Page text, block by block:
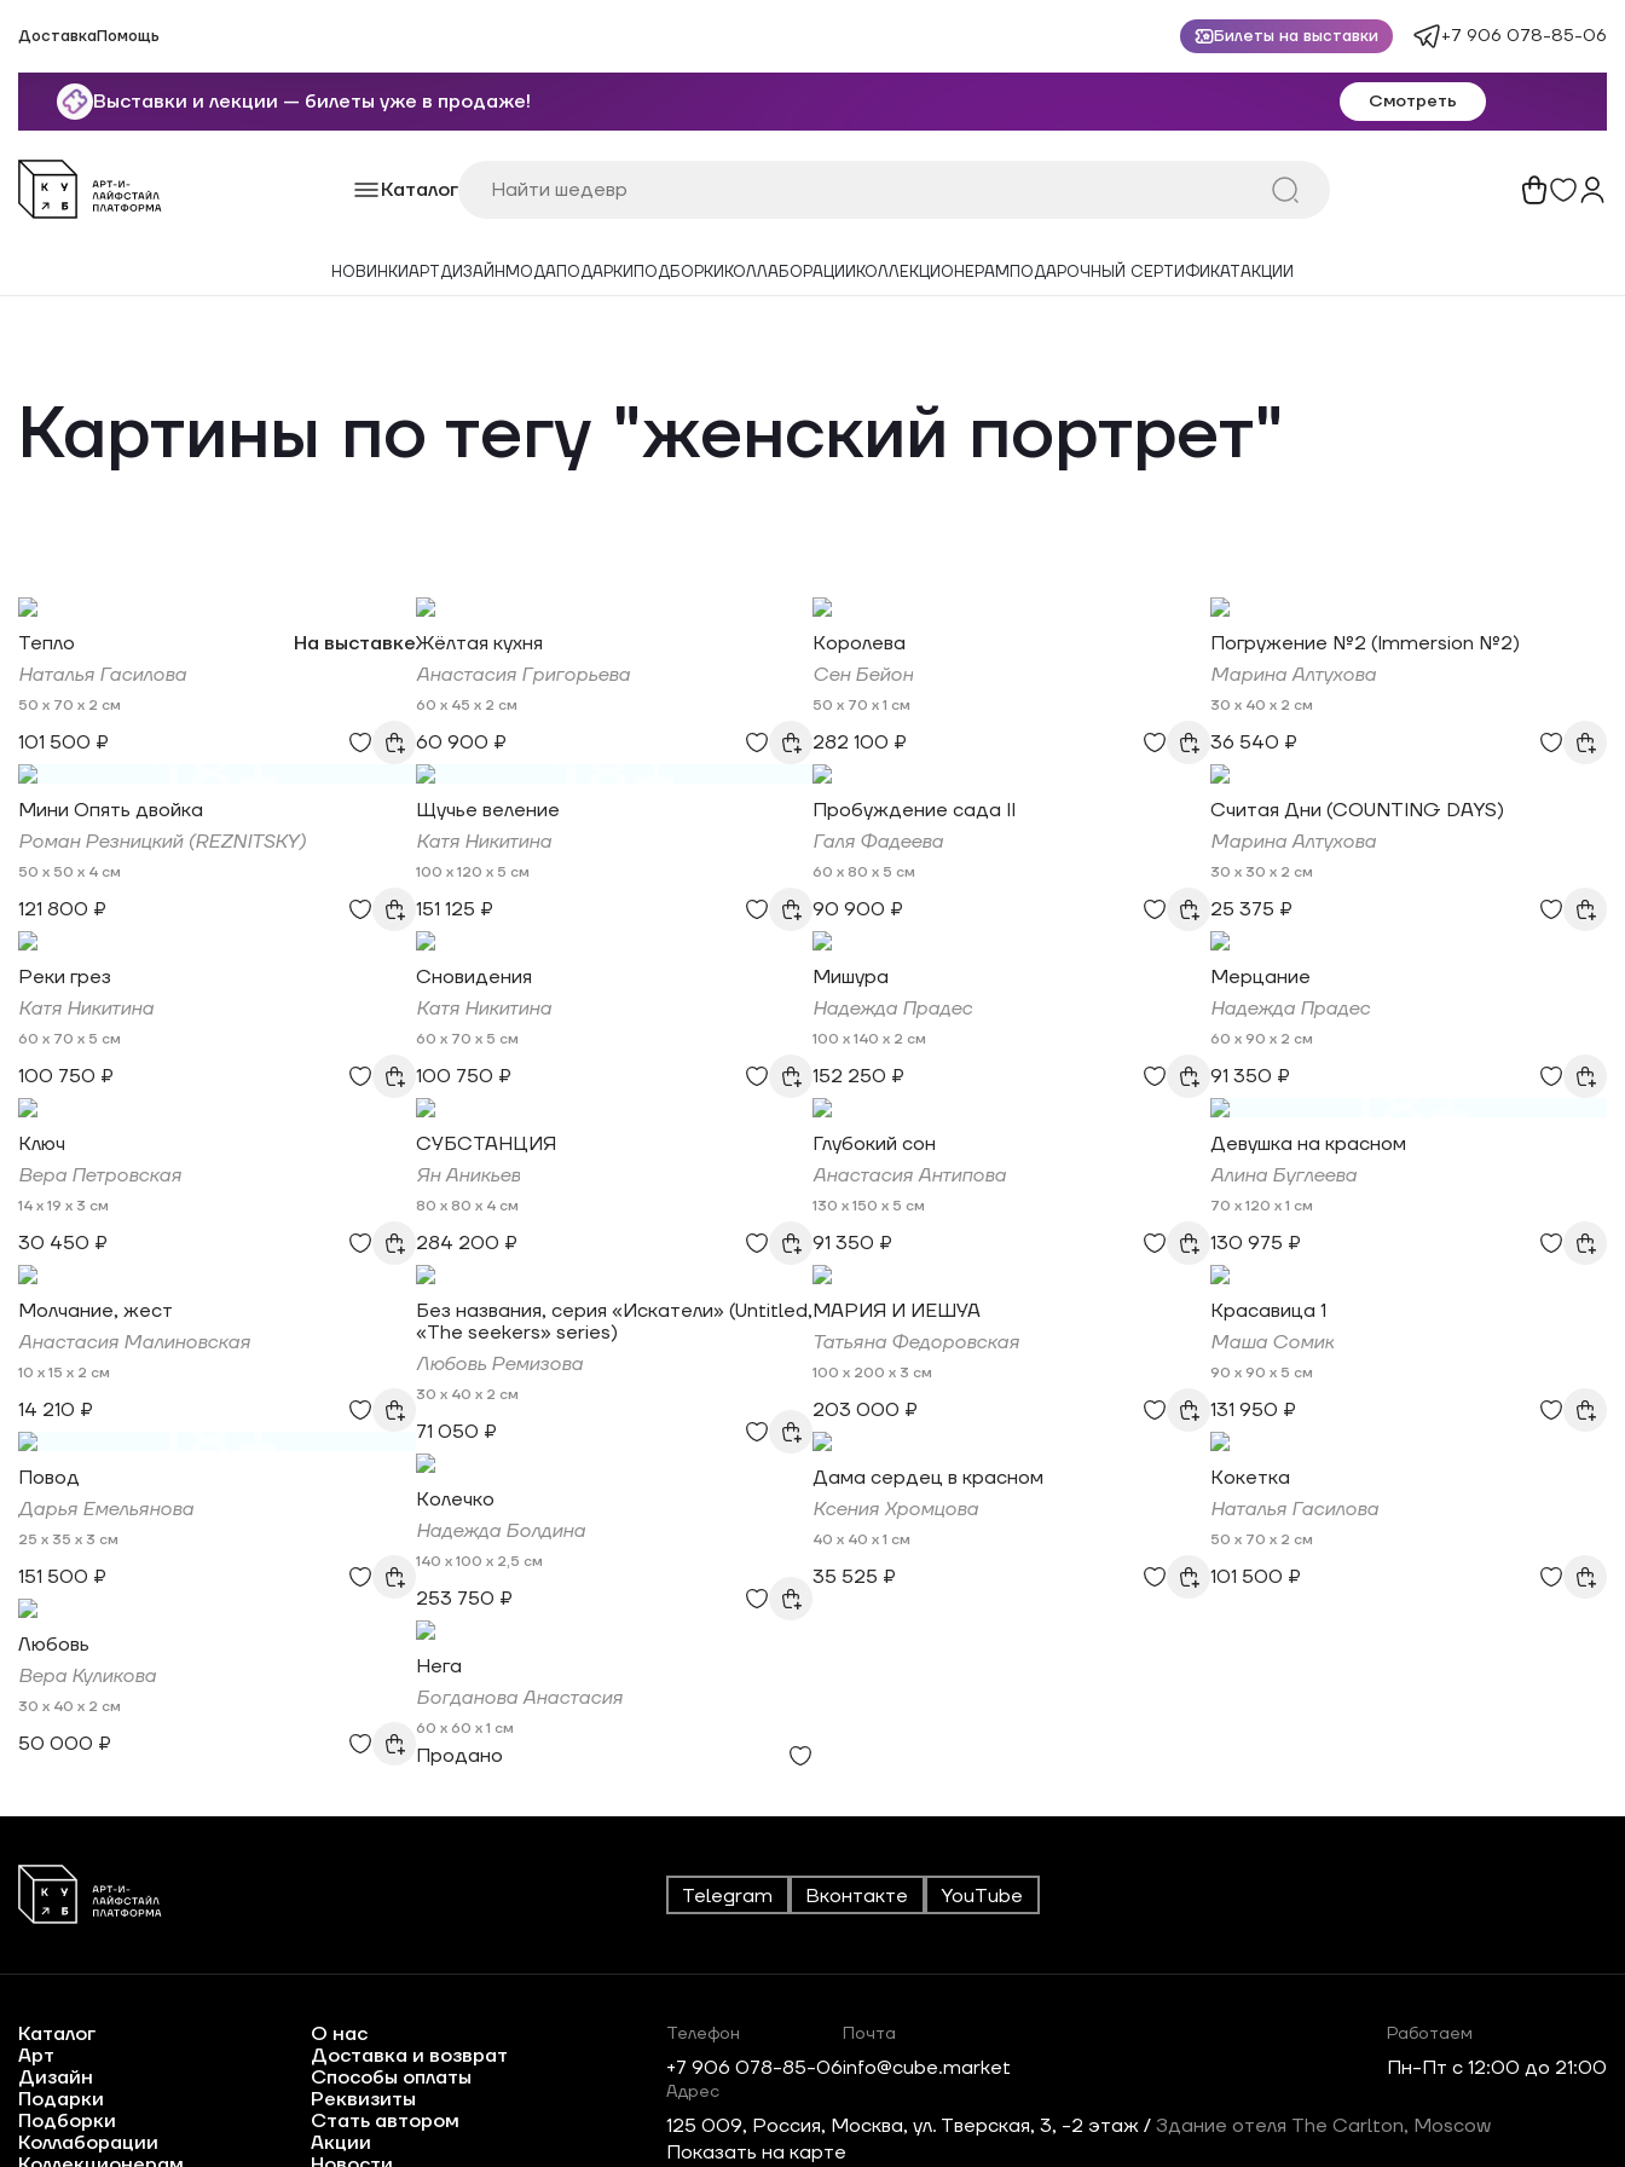
ДоставкаПомощь Билеты на выставки +7 906 078-85-06
Выставки и лекции — билеты уже в продаже! Смотреть
Каталог
НОВИНКИАРТДИЗАЙН МОДАПОДАРКИ ПОДБОРКИ КОЛЛАБОРАЦИИ КОЛЛЕКЦИОНЕРАМ ПОДАРОЧНЫЙ СЕРТИФИКАТАКЦИИ
Картины по тегу "женский портрет"
Тепло
На выставке
Наталья Гасилова
50 x 70 x 2 см
101 500 ₽
Мини Опять двойка
Роман Резницкий (REZNITSKY)
50 x 50 x 4 см
121 800 ₽
Реки грез
Катя Никитина
60 x 70 x 5 см
100 750 ₽
Ключ
Вера Петровская
14 x 19 x 3 см
30 450 ₽
Молчание, жест
Анастасия Малиновская
10 x 15 x 2 см
14 210 ₽
Повод
Дарья Емельянова
25 x 35 x 3 см
151 500 ₽
Любовь
Вера Куликова
30 x 40 x 2 см
50 000 ₽
Жёлтая кухня
Анастасия Григорьева
60 x 45 x 2 см
60 900 ₽
Щучье веление
Катя Никитина
100 x 120 x 5 см
151 125 ₽
Сновидения
Катя Никитина
60 x 70 x 5 см
100 750 ₽
СУБСТАНЦИЯ
Ян Аникьев
80 x 80 x 4 см
284 200 ₽
Без названия, серия «Искатели» (Untitled,
«The seekers» series)
Любовь Ремизова
30 x 40 x 2 см
71 050 ₽
Колечко
Надежда Болдина
140 x 100 x 2,5 см
253 750 ₽
Нега
Богданова Анастасия
60 x 60 x 1 см
Продано
Королева
Сен Бейон
50 x 70 x 1 см
282 100 ₽
Пробуждение сада II
Галя Фадеева
60 x 80 x 5 см
90 900 ₽
Мишура
Надежда Прадес
100 x 140 x 2 см
152 250 ₽
Глубокий сон
Анастасия Антипова
130 x 150 x 5 см
91 350 ₽
МАРИЯ И ИЕШУА
Татьяна Федоровская
100 x 200 x 3 см
203 000 ₽
Дама сердец в красном
Ксения Хромцова
40 x 40 x 1 см
35 525 ₽
Погружение №2 (Immersion №2)
Марина Алтухова
30 x 40 x 2 см
36 540 ₽
Считая Дни (COUNTING DAYS)
Марина Алтухова
30 x 30 x 2 см
25 375 ₽
Мерцание
Надежда Прадес
60 x 90 x 2 см
91 350 ₽
Девушка на красном
Алина Буглеева
70 x 120 x 1 см
130 975 ₽
Красавица 1
Маша Сомик
90 x 90 x 5 см
131 950 ₽
Кокетка
Наталья Гасилова
50 x 70 x 2 см
101 500 ₽
Telegram Вконтакте YouTube
Каталог
Арт
Дизайн
Подарки
Подборки
Коллаборации
О нас
Доставка и возврат
Способы оплаты
Реквизиты
Стать автором
Акции
Телефон
+7 906 078-85-06
Почта
info@cube.market
Работаем
Пн-Пт c 12:00 до 21:00
Адрес
125 009, Россия, Москва, ул. Тверская, 3, -2 этаж / Здание отеля The Carlton, Moscow
Показать на карте